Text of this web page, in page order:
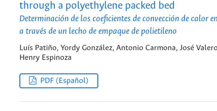
through a polyethylene packed bed
Determinación de los coeficientes de convección de calor
a través de un lecho de empaque de polietileno
Luís Patiño, Yordy González, Antonio Carmona, José
Henry Espinoza
PDF (Español)